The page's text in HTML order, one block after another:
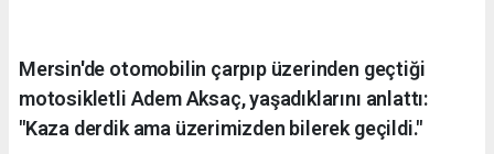
Mersin'de otomobilin çarpıp üzerinden geçtiği
motosikletli Adem Aksaç, yaşadıklarını anlattı:
"Kaza derdik ama üzerimizden bilerek geçildi."